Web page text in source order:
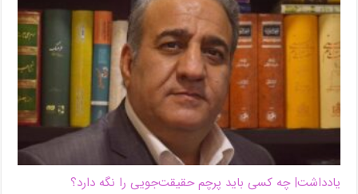
یادداشت| ‌چه کسی باید پرچم حقیقت‌جویی را نگه دارد؟